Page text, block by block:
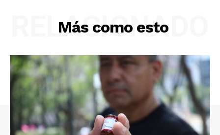
Más como esto
RELACIONADO